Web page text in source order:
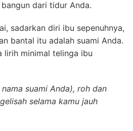
dari tidur Anda.
sadarkan diri ibu sepenuhnya,
bantal itu adalah suami Anda.
lirih minimal telinga ibu
suami Anda), roh dan
selama kamu jauh